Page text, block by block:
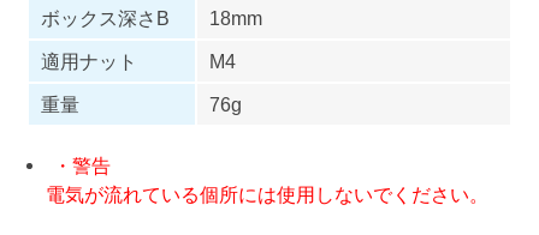
ボックス深さB
18mm
適用ナット
M4
重量
76g
・警告
電気が流れている個所には使用しないでください。